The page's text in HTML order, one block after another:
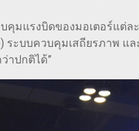
คุมแรงบิดของมอเตอร์แต่
ระบบควบคุมเสถียรภาพ
าปกติได้”